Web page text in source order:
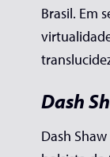
Brasil. Em
Dash
Dash